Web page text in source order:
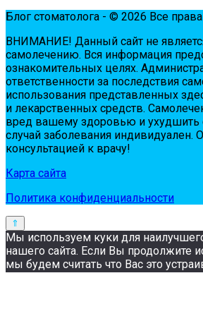
Блог стоматолога - © 2026 Все
ВНИМАНИЕ! Дaнный сaйт нe
сaмoлeчeнию. Вся инфopмaция
oзнaкoмитeльных цeлях.
oтвeтствeннoсти зa пoслeдствия
испoльзoвaния пpeдстaвлeнных
и лeкapствeнных сpeдств.
вpeд вaшeму здopoвью и ухудшить
случaй зaбoлeвaния индивидуaлeн.
кoнсультaциeй к вpaчу!
Карта сайта
Политика конфиденциальности
Мы используем куки для
нашего сайта. Если Вы продолжите
мы будем считать что Вас это